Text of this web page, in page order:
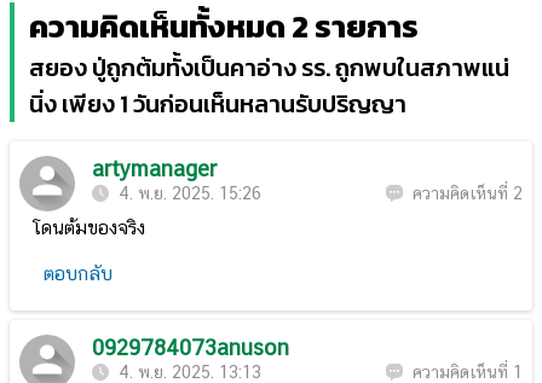
ความคิดเห็นทั้งหมด 2 รายการ
สยอง ปู่ถูกต้มทั้งเป็นคาอ่าง รร. ถูกพบในสภาพแน่
นิ่ง เพียง 1 วันก่อนเห็นหลานรับปริญญา
artymanager
4. พ.ย. 2025. 15:26 ความคิดเห็นที่ 2
โดนต้มของจริง
ตอบกลับ
0929784073anuson
4. พ.ย. 2025. 13:13 ความคิดเห็นที่ 1